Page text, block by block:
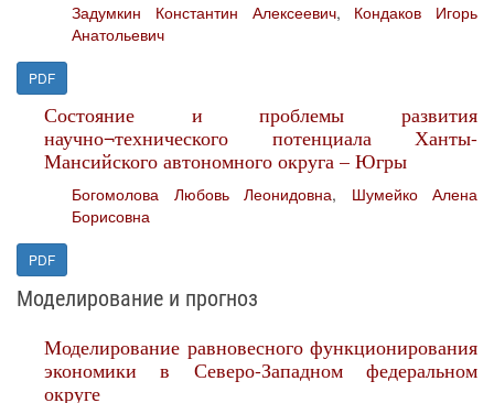
Задумкин Константин Алексеевич, Кондаков Игорь
Анатольевич
PDF
Состояние и проблемы развития
научно¬технического потенциала Ханты-
Мансийского автономного округа – Югры
Богомолова Любовь Леонидовна, Шумейко Алена
Борисовна
PDF
Моделирование и прогноз
Моделирование равновесного функционирования
экономики в Северо-­Западном федеральном
округе